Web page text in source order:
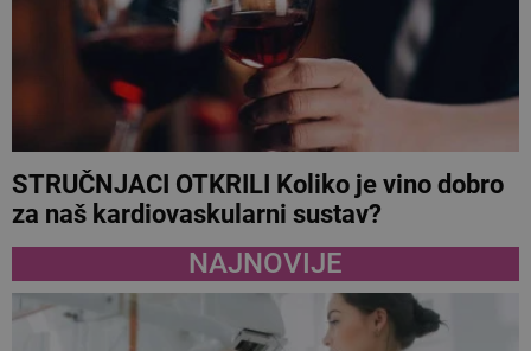
STRUČNJACI OTKRILI Koliko je vino dobro
za naš kardiovaskularni sustav?
NAJNOVIJE